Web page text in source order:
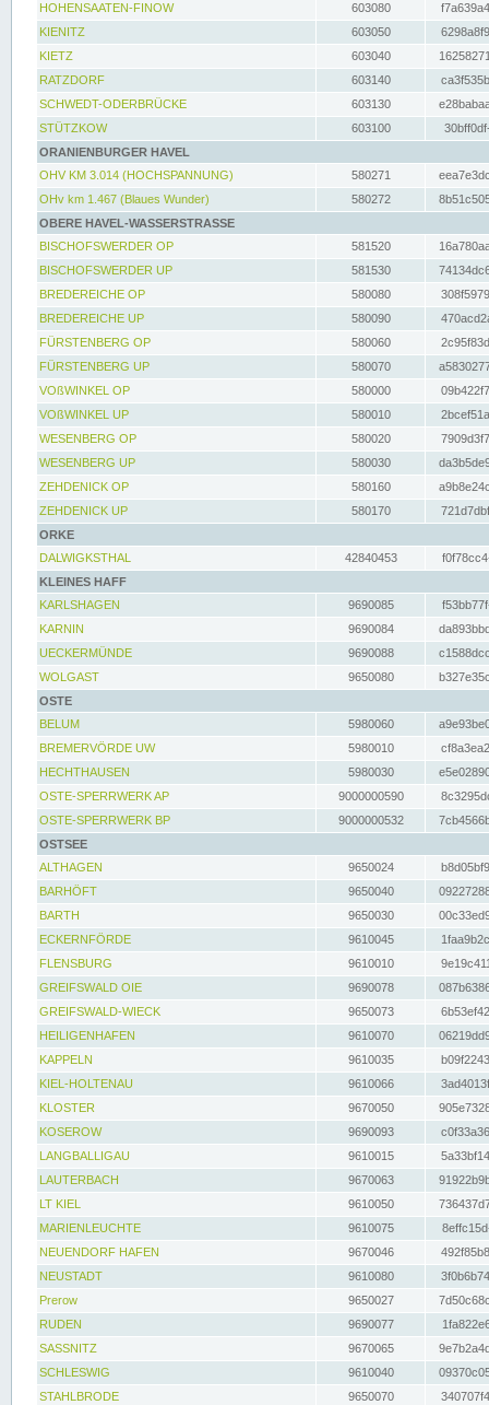
HOHENSAATEN-FINOW
603080
KIENITZ
603050
KIETZ
603040
RATZDORF
603140
SCHWEDT-ODERBRÜCKE
603130
STÜTZKOW
603100
ORANIENBURGER HAVEL
OHV KM 3.014 (HOCHSPANNUNG)
580271
OHv km 1.467 (Blaues Wunder)
580272
OBERE HAVEL-WASSERSTRASSE
BISCHOFSWERDER OP
581520
BISCHOFSWERDER UP
581530
BREDEREICHE OP
580080
BREDEREICHE UP
580090
FÜRSTENBERG OP
580060
FÜRSTENBERG UP
580070
VOßWINKEL OP
580000
VOßWINKEL UP
580010
WESENBERG OP
580020
WESENBERG UP
580030
ZEHDENICK OP
580160
ZEHDENICK UP
580170
ORKE
DALWIGKSTHAL
42840453
KLEINES HAFF
KARLSHAGEN
9690085
KARNIN
9690084
UECKERMÜNDE
9690088
WOLGAST
9650080
OSTE
BELUM
5980060
BREMERVÖRDE UW
5980010
HECHTHAUSEN
5980030
OSTE-SPERRWERK AP
9000000590
OSTE-SPERRWERK BP
9000000532
OSTSEE
ALTHAGEN
9650024
BARHÖFT
9650040
BARTH
9650030
ECKERNFÖRDE
9610045
FLENSBURG
9610010
GREIFSWALD OIE
9690078
GREIFSWALD-WIECK
9650073
HEILIGENHAFEN
9610070
KAPPELN
9610035
KIEL-HOLTENAU
9610066
KLOSTER
9670050
KOSEROW
9690093
LANGBALLIGAU
9610015
LAUTERBACH
9670063
LT KIEL
9610050
MARIENLEUCHTE
9610075
NEUENDORF HAFEN
9670046
NEUSTADT
9610080
Prerow
9650027
RUDEN
9690077
SASSNITZ
9670065
SCHLESWIG
9610040
STAHLBRODE
9650070